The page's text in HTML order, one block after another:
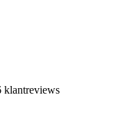
klantreviews